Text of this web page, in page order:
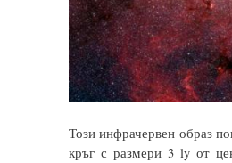
Този инфрачервен образ
кръг с размери 3 ly от